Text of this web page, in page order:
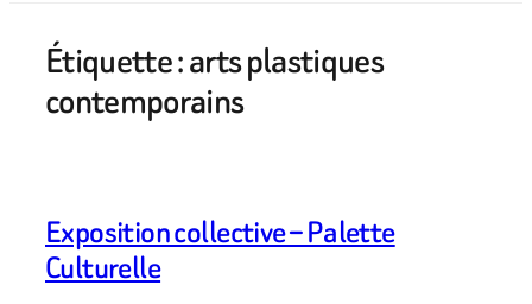
Étiquette :arts plastiques
contemporains
Exposition collective – Palette
Culturelle